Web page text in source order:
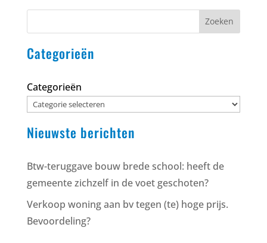
Zoeken
Categorieën
Categorieën
Nieuwste berichten
Btw-teruggave bouw brede school: heeft de
gemeente zichzelf in de voet geschoten?
Verkoop woning aan bv tegen (te) hoge prijs.
Bevoordeling?